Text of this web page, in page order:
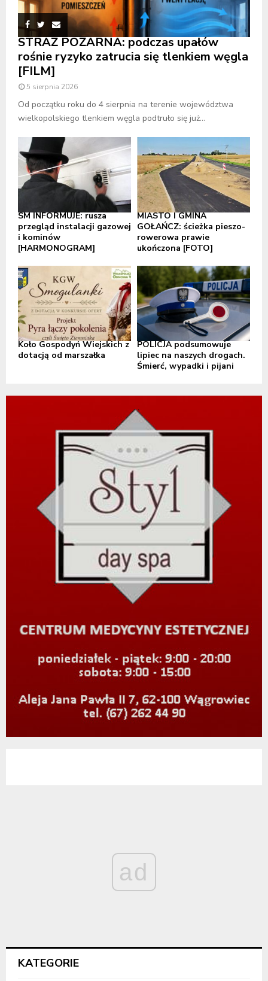
STRAŻ POŻARNA: podczas upałów
rośnie ryzyko zatrucia się tlenkiem węgla
[FILM]
5 sierpnia 2026
Od początku roku do 4 sierpnia na terenie województwa
wielkopolskiego tlenkiem węgla podtruło się już...
SM INFORMUJE: rusza
przegląd instalacji gazowej
i kominów
[HARMONOGRAM]
MIASTO I GMINA
GOŁAŃCZ: ścieżka pieszo-
rowerowa prawie
ukończona [FOTO]
Koło Gospodyń Wiejskich z
dotacją od marszałka
POLICJA podsumowuje
lipiec na naszych drogach.
Śmierć, wypadki i pijani
ad
KATEGORIE